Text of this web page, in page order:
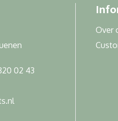
02 43
Over